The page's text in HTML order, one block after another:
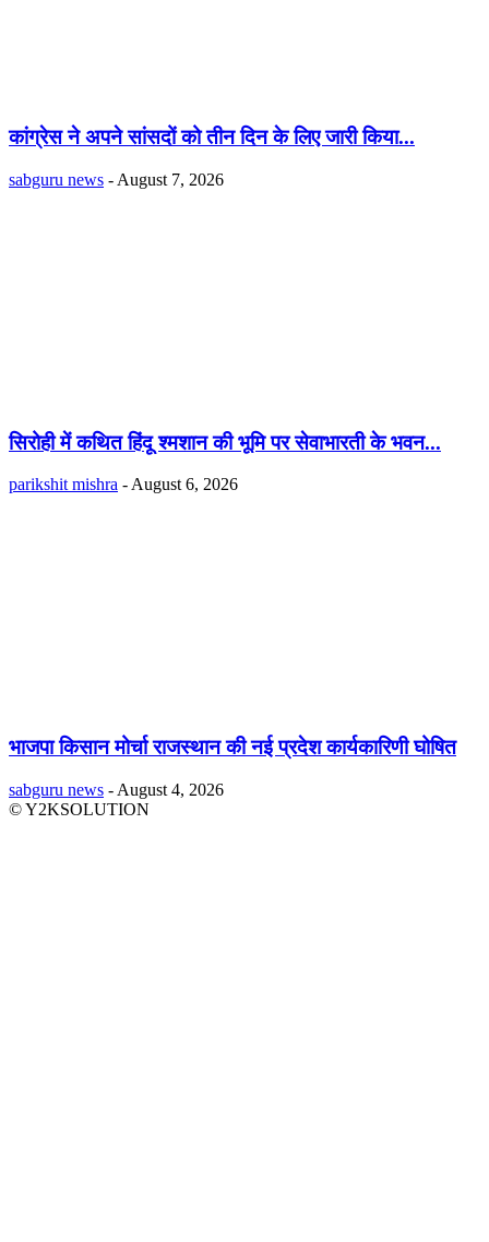
कांग्रेस ने अपने सांसदों को तीन दिन के लिए जारी किया...
sabguru news - August 7, 2026
सिरोही में कथित हिंदू श्मशान की भूमि पर सेवाभारती के भवन...
parikshit mishra - August 6, 2026
भाजपा किसान मोर्चा राजस्थान की नई प्रदेश कार्यकारिणी घोषित
sabguru news - August 4, 2026
© Y2KSOLUTION